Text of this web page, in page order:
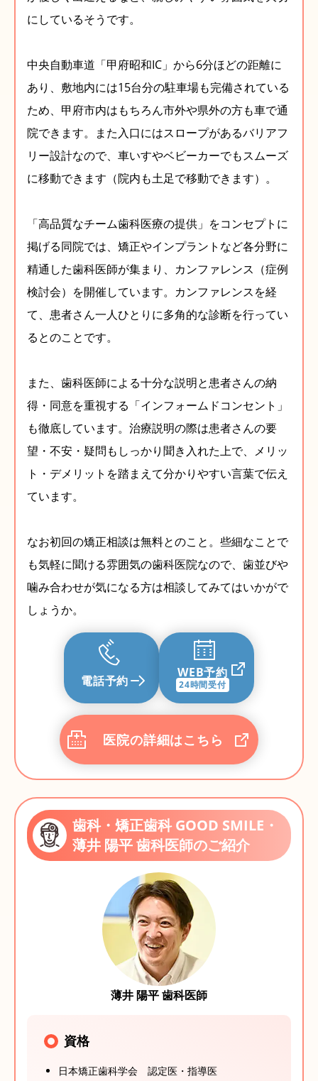
にしているそうです。
中央自動車道「甲府昭和IC」から6分ほどの距離に
あり、敷地内には15台分の駐車場も完備されている
ため、甲府市内はもちろん市外や県外の方も車で通
院できます。また入口にはスロープがあるバリアフ
リー設計なので、車いすやベビーカーでもスムーズ
に移動できます（院内も土足で移動できます）。
「高品質なチーム歯科医療の提供」をコンセプトに
掲げる同院では、矯正やインプラントなど各分野に
精通した歯科医師が集まり、カンファレンス（症例
検討会）を開催しています。カンファレンスを経
て、患者さん一人ひとりに多角的な診断を行ってい
るとのことです。
また、歯科医師による十分な説明と患者さんの納
得・同意を重視する「インフォームドコンセント」
も徹底しています。治療説明の際は患者さんの要
望・不安・疑問もしっかり聞き入れた上で、メリッ
ト・デメリットを踏まえて分かりやすい言葉で伝え
ています。
なお初回の矯正相談は無料とのこと。些細なことで
も気軽に聞ける雰囲気の歯科医院なので、歯並びや
噛み合わせが気になる方は相談してみてはいかがで
しょうか。
電話予約
WEB予約
24時間受付
医院の詳細はこちら
歯科・矯正歯科 GOOD SMILE・
薄井 陽平 歯科医師のご紹介
薄井 陽平 歯科医師
資格
日本矯正歯科学会 認定医・指導医